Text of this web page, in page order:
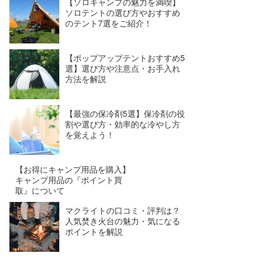
ソロテントの選び方やおすすめ
のテント7選をご紹介！
【ポップアップテントおすすめ5
選】選び方や注意点・お手入れ
方法を解説
【最強の保冷剤5選】保冷剤の役
割や選び方・効率的な冷やし方
を覚えよう！
【お得にキャンプ用品を購入】
キャンプ用品の『ポイント買
取』について
マクライトの口コミ・評判は？
人気焚き火台の魅力・気になる
ポイントを解説